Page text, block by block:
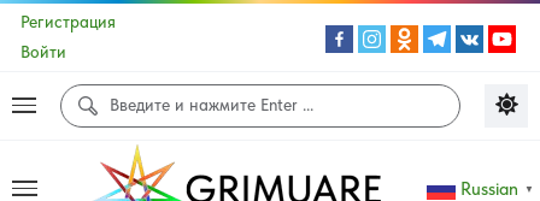
Регистрация
Войти
Russian ▼
Доступ к данной странице сайта не